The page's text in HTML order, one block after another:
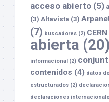
acceso abierto (5)
(3) Altavista (3)
(7) buscadores (2) CERN
abierta (20)
informacional (2)
contenidos (4) datos
estructurados (2)
declaraciones